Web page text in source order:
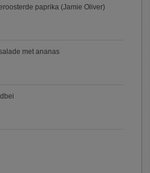
paprika (Jamie Oliver)
met ananas